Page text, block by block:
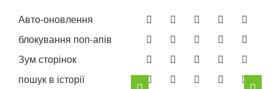
Авто-оновлення
блокування поп-апів
Зум сторінок
пошук в історії